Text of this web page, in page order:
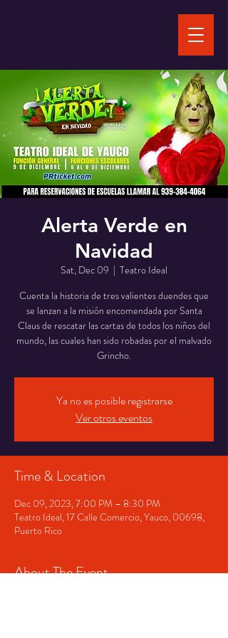
Alerta Verde en
Navidad
Sat, Dec 09
  |
Teatro Ideal
Cuenta la historia de tres valientes duendes que
se lanzan a la misión encomendada por Santa
Claus de rescatar las cartas de todos los niños del
mundo, las cuales han sido robadas por el malvado
Grincho.
Ya no es posible registrarse
Ver otros eventos
Time & Location
Dec 09, 2023, 7:00 PM – 8:30 PM
Teatro Ideal, 17 Calle Comercio, Yauco, 00698,
Puerto Rico
About The Event